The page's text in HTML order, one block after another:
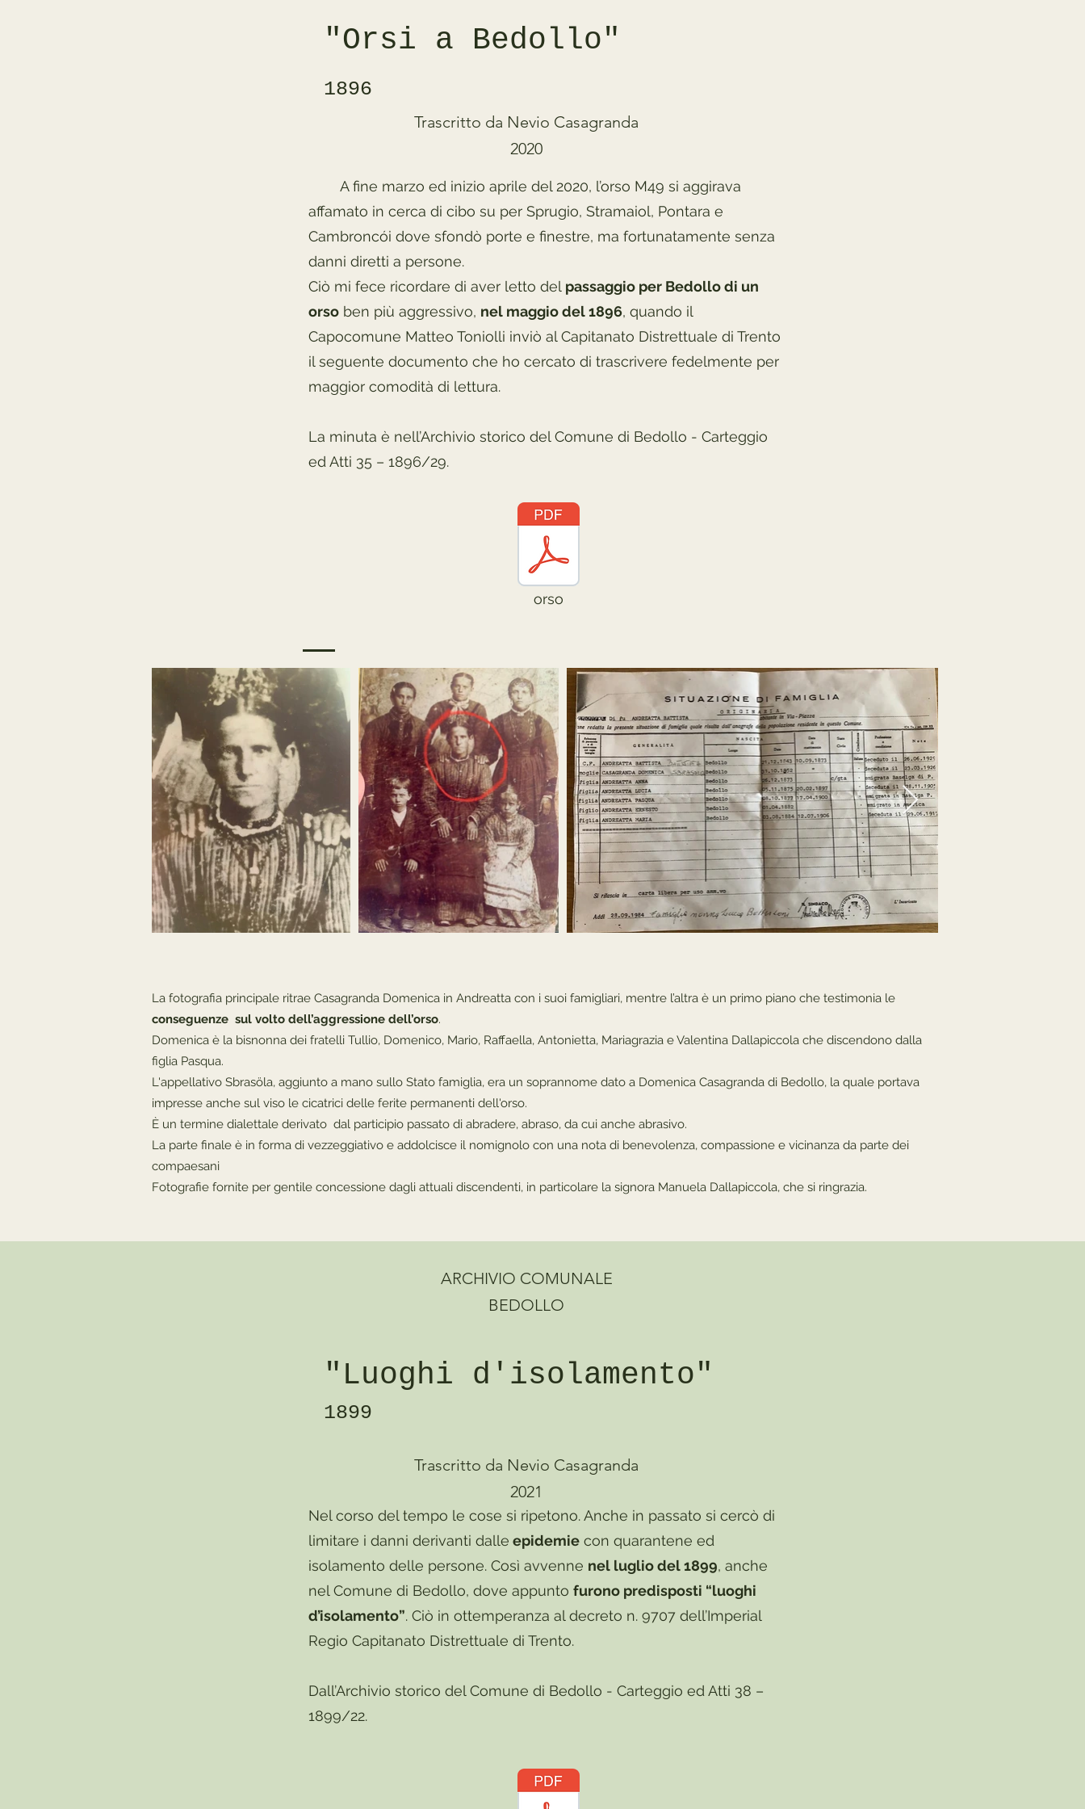
"Orsi a Bedollo"
1896
Trascritto da Nevio Casagranda
2020
A fine marzo ed inizio aprile del 2020, l’orso M49 si aggirava
affamato in cerca di cibo su per Sprugio, Stramaiol, Pontara e
Cambroncói dove sfondò porte e finestre, ma fortunatamente senza
danni diretti a persone.
Ciò mi fece ricordare di aver letto del passaggio per Bedollo di un
orso ben più aggressivo, nel maggio del 1896, quando il
Capocomune Matteo Toniolli inviò al Capitanato Distrettuale di Trento
il seguente documento che ho cercato di trascrivere fedelmente per
maggior comodità di lettura.
La minuta è nell’Archivio storico del Comune di Bedollo - Carteggio
ed Atti 35 – 1896/29.
orso
La fotografia principale ritrae Casagranda Domenica in Andreatta con i suoi famigliari, mentre l’altra è un primo piano che testimonia le
conseguenze sul volto dell’aggressione dell’orso.
Domenica è la bisnonna dei fratelli Tullio, Domenico, Mario, Raffaella, Antonietta, Mariagrazia e Valentina Dallapiccola che discendono dalla
figlia Pasqua.
L'appellativo Sbrasöla, aggiunto a mano sullo Stato famiglia, era un soprannome dato a Domenica Casagranda di Bedollo, la quale portava
impresse anche sul viso le cicatrici delle ferite permanenti dell'orso.
È un termine dialettale derivato dal participio passato di abradere, abraso, da cui anche abrasivo.
La parte finale è in forma di vezzeggiativo e addolcisce il nomignolo con una nota di benevolenza, compassione e vicinanza da parte dei
compaesani
Fotografie fornite per gentile concessione dagli attuali discendenti, in particolare la signora Manuela Dallapiccola, che si ringrazia.
"Luoghi d'isolamento"
1899
Nel corso del tempo le cose si ripetono. Anche in passato si cercò di
limitare i danni derivanti dalle epidemie con quarantene ed
isolamento delle persone. Così avvenne nel luglio del 1899, anche
nel Comune di Bedollo, dove appunto furono predisposti “luoghi
d’isolamento”. Ciò in ottemperanza al decreto n. 9707 dell’Imperial
Regio Capitanato Distrettuale di Trento.
Dall’Archivio storico del Comune di Bedollo - Carteggio ed Atti 38 –
1899/22.
ARCHIVIO COMUNALE
BEDOLLO
Trascritto da Nevio Casagranda
2021